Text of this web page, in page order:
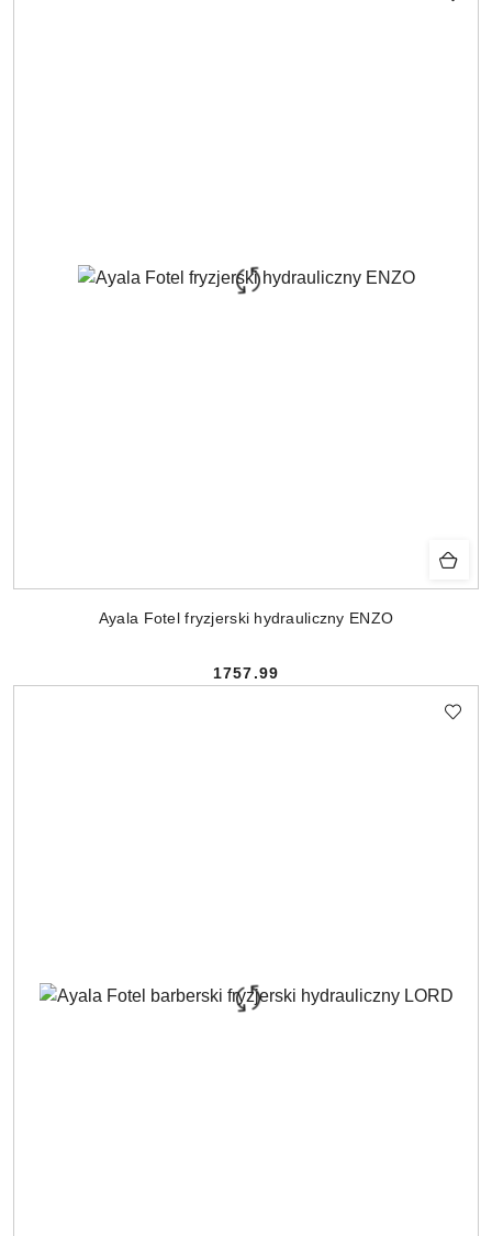
Ayala Fotel fryzjerski hydrauliczny ENZO
Cena:
1757.99